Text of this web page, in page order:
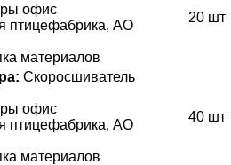
офис
птицефабрика, АО
материалов
20 шт
Скоросшиватель
офис
птицефабрика, АО
материалов
40 шт